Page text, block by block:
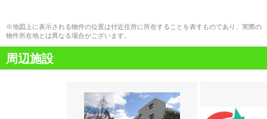
※地図上に表示される物件の位置は付近住所に所在することを表すものであり、実際の
物件所在地とは異なる場合がございます。
周辺施設